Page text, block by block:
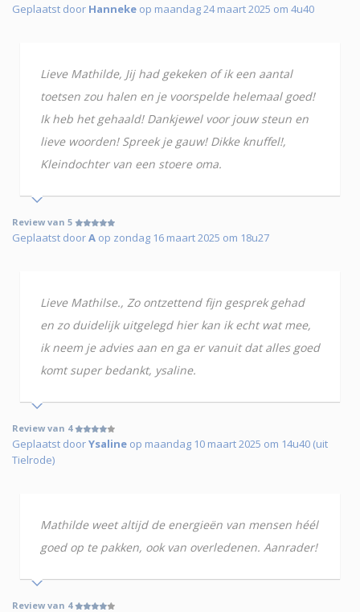
Geplaatst door Hanneke op maandag 24 maart 2025 om 4u40
Lieve Mathilde, Jij had gekeken of ik een aantal
toetsen zou halen en je voorspelde helemaal goed!
Ik heb het gehaald! Dankjewel voor jouw steun en
lieve woorden! Spreek je gauw! Dikke knuffel!,
Kleindochter van een stoere oma.
Review van 5
Geplaatst doorA op zondag 16 maart 2025 om 18u27
Lieve Mathilse., Zo ontzettend fijn gesprek gehad
en zo duidelijk uitgelegd hier kan ik echt wat mee,
ik neem je advies aan en ga er vanuit dat alles goed
komt super bedankt, ysaline.
Review van 4
Geplaatst doorYsaline op maandag 10 maart 2025 om 14u40 (uit
Tielrode)
Mathilde weet altijd de energieën van mensen héél
goed op te pakken, ook van overledenen. Aanrader!
Review van 4